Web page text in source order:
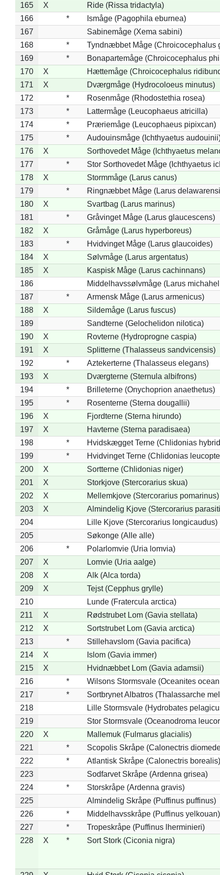
165
X
Ride (Rissa tridactyla)
166
*
Ismåge (Pagophila eburnea)
167
Sabinemåge (Xema sabini)
168
*
Tyndnæbbet Måge (Chroicocephalus
169
*
Bonapartemåge (Chroicocephalus
170
X
Hættemåge (Chroicocephalus
171
X
Dværgmåge (Hydrocoloeus minutus)
172
*
Rosenmåge (Rhodostethia rosea)
173
*
Lattermåge (Leucophaeus atricilla)
174
*
Præriemåge (Leucophaeus pipixcan)
175
*
Audouinsmåge (Ichthyaetus
176
X
Sorthovedet Måge (Ichthyaetus
177
*
Stor Sorthovedet Måge (Ichthyaetus
178
X
Stormmåge (Larus canus)
179
*
Ringnæbbet Måge (Larus
180
X
Svartbag (Larus marinus)
181
*
Gråvinget Måge (Larus glaucescens)
182
X
Gråmåge (Larus hyperboreus)
183
*
Hvidvinget Måge (Larus glaucoides)
184
X
Sølvmåge (Larus argentatus)
185
X
Kaspisk Måge (Larus cachinnans)
186
Middelhavssølvmåge (Larus
187
*
Armensk Måge (Larus armenicus)
188
X
Sildemåge (Larus fuscus)
189
Sandterne (Gelochelidon nilotica)
190
X
Rovterne (Hydroprogne caspia)
191
X
Splitterne (Thalasseus sandvicensis)
192
*
Aztekerterne (Thalasseus elegans)
193
X
Dværgterne (Sternula albifrons)
194
*
Brilleterne (Onychoprion anaethetus)
195
*
Rosenterne (Sterna dougallii)
196
X
Fjordterne (Sterna hirundo)
197
X
Havterne (Sterna paradisaea)
198
*
Hvidskægget Terne (Chlidonias
199
*
Hvidvinget Terne (Chlidonias
200
X
Sortterne (Chlidonias niger)
201
X
Storkjove (Stercorarius skua)
202
X
Mellemkjove (Stercorarius pomarinus)
203
X
Almindelig Kjove (Stercorarius
204
Lille Kjove (Stercorarius longicaudus)
205
Søkonge (Alle alle)
206
*
Polarlomvie (Uria lomvia)
207
X
Lomvie (Uria aalge)
208
X
Alk (Alca torda)
209
X
Tejst (Cepphus grylle)
210
Lunde (Fratercula arctica)
211
X
Rødstrubet Lom (Gavia stellata)
212
X
Sortstrubet Lom (Gavia arctica)
213
*
Stillehavslom (Gavia pacifica)
214
X
Islom (Gavia immer)
215
X
Hvidnæbbet Lom (Gavia adamsii)
216
*
Wilsons Stormsvale (Oceanites
217
*
Sortbrynet Albatros (Thalassarche
218
Lille Stormsvale (Hydrobates
219
Stor Stormsvale (Oceanodroma
220
X
Mallemuk (Fulmarus glacialis)
221
*
Scopolis Skråpe (Calonectris
222
*
Atlantisk Skråpe (Calonectris borealis)
223
Sodfarvet Skråpe (Ardenna grisea)
224
*
Storskråpe (Ardenna gravis)
225
Almindelig Skråpe (Puffinus puffinus)
226
*
Middelhavsskråpe (Puffinus yelkouan)
227
*
Tropeskråpe (Puffinus lherminieri)
228
X * Sort Stork (Ciconia nigra)